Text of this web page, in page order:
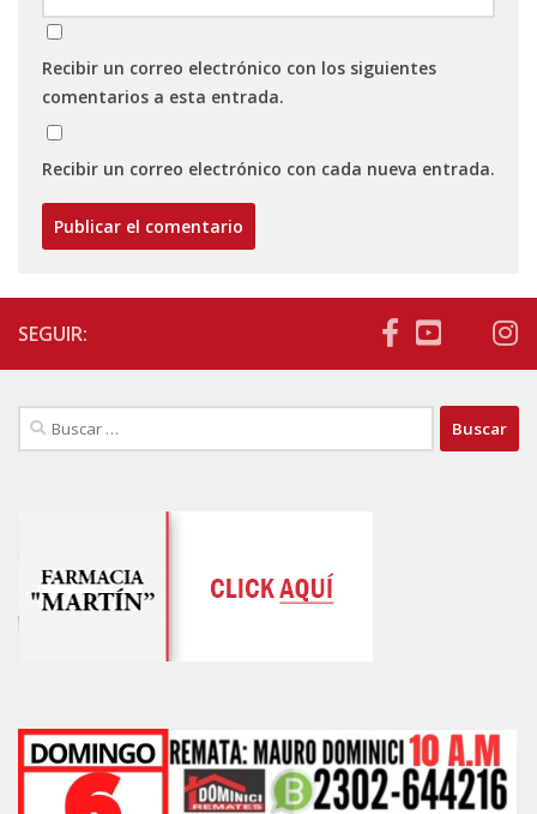
Recibir un correo electrónico con los siguientes
comentarios a esta entrada.
Recibir un correo electrónico con cada nueva entrada.
SEGUIR:
Buscar: